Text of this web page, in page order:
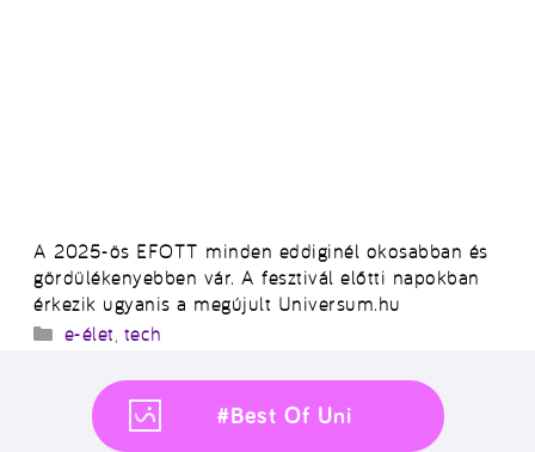
A 2025-ös EFOTT minden eddiginél okosabban és
gördülékenyebben vár. A fesztivál előtti napokban
érkezik ugyanis a megújult Universum.hu
Kategória
e-élet, tech
#Best Of Uni